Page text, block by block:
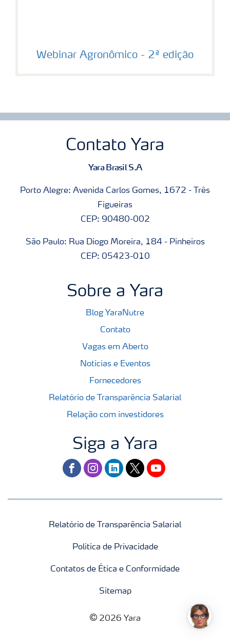
Webinar Agronômico - 2ª edição
Contato Yara
Yara Brasil S.A
Porto Alegre: Avenida Carlos Gomes, 1672 - Três
Figueiras
CEP: 90480-002
São Paulo: Rua Diogo Moreira, 184 - Pinheiros
CEP: 05423-010
Sobre a Yara
Blog YaraNutre
Contato
Vagas em Aberto
Notícias e Eventos
Fornecedores
Relatório de Transparência Salarial
Relação com investidores
Siga a Yara
facebookinstagram
linkedintwitteryoutube
Relatório de Transparência Salarial
Politica de Privacidade
Contatos de Ética e Conformidade
Sitemap
2026 Yara